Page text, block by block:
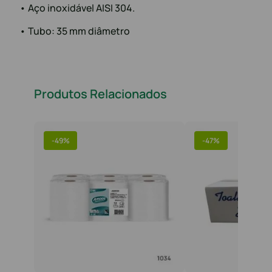
• Aço inoxidável AISI 304.
• Tubo: 35 mm diâmetro
Produtos Relacionados
-49% -47%